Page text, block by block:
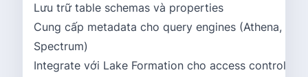
Lưu trữ table schemas và properties
Cung cấp metadata cho query engines (Athena,
Spectrum)
Integrate với Lake Formation cho access control